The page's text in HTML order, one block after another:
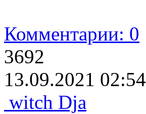
Комментарии: 0
3692
13.09.2021 02:54
witch Dja